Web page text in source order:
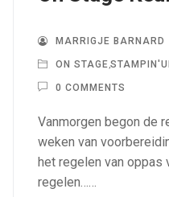
MARRIGJE BARNARD
ON STAGE,
0 COMMENTS
Vanmorgen begon de
weken van
het regelen van oppas
regelen……